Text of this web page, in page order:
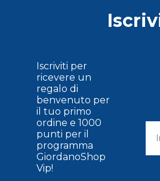
Iscriviti per
ricevere un
regalo di
benvenuto per
il tuo primo
ordine e 1000
punti per il
programma
GiordanoShop
Vip!